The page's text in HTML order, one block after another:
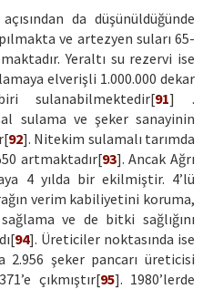
da düşünüldüğünde
ve artezyen suları 65-
Yeraltı su rezervi ise
elverişli 1.000.000 dekar
sulanabilmektedir[91] .
sulama ve şeker sanayinin
92]. Nitekim sulamalı tarımda
artmaktadır[93]. Ancak Ağrı
4 yılda bir ekilmiştir. 4’lü
verim kabiliyetini koruma,
ve de bitki sağlığını
94]. Üreticiler noktasında ise
2.956 şeker pancarı üreticisi
çıkmıştır[95]. 1980’lerde